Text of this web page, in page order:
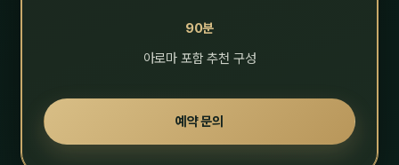
90분
아로마 포함 추천 구성
예약 문의